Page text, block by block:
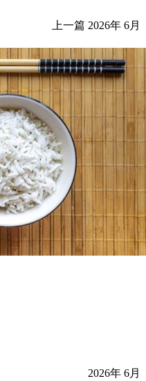
上一篇 2026年 6月
2026年 6月